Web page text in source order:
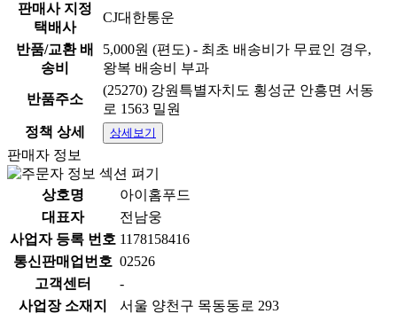
판매사 지정
택배사
CJ대한통운
반품/교환 배
송비
5,000원 (편도) - 최초 배송비가 무료인 경우,
왕복 배송비 부과
반품주소
(25270) 강원특별자치도 횡성군 안흥면 서동
로 1563 밀원
정책 상세
상세보기
판매자 정보
상호명
아이홈푸드
대표자
전남웅
사업자 등록 번호 1178158416
통신판매업번호 02526
고객센터
-
사업장 소재지
서울 양천구 목동동로 293